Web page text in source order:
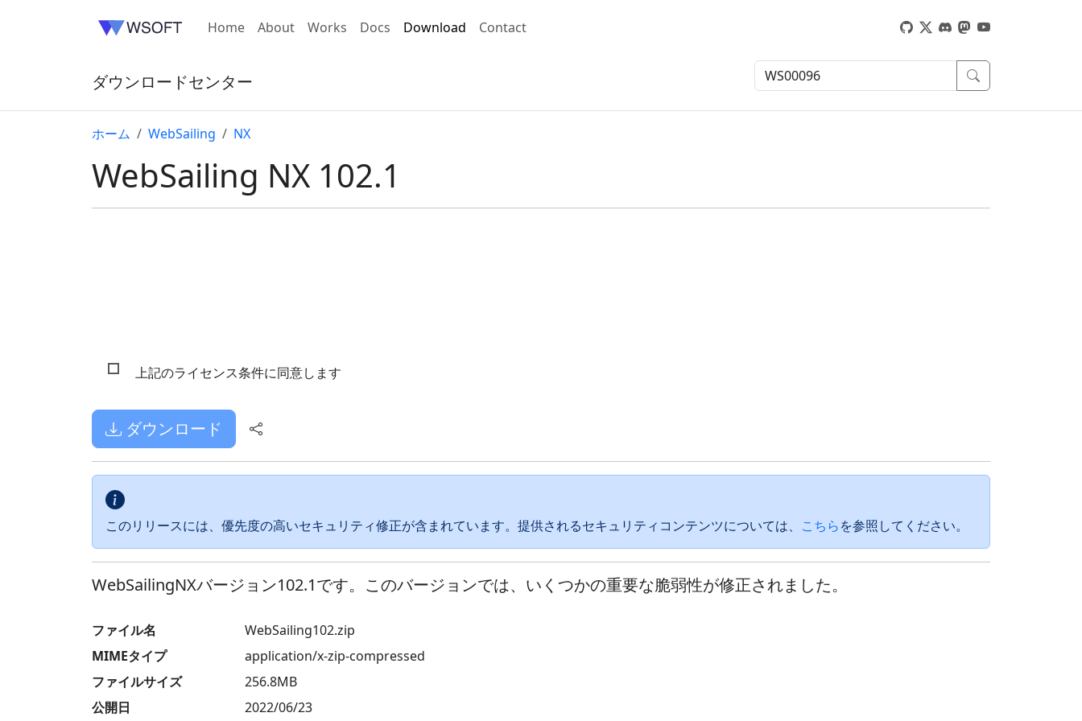
Home About Works Docs Download Contact
ダウンロードセンター
ホーム WebSailing NX
WebSailing NX 102.1
上記のライセンス条件に同意します
ダウンロード
このリリースには、優先度の高いセキュリティ修正が含まれています。提供されるセキュリティコンテンツについては、 こちらを参照してください。
WebSailingNXバージョン102.1です。このバージョンでは、いくつかの重要な脆弱性が修正されました。
ファイル名
WebSailing102.zip
MIMEタイプ
application/x-zip-compressed
ファイルサイズ
256.8MB
公開日
2022/06/23